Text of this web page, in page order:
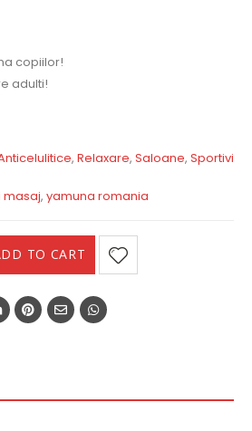
copiilor!
adulti!
, Relaxare, Saloane, Sportivi
masaj, yamuna romania
TO CART